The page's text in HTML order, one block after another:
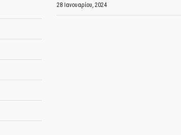
28 Ιανουαρίου, 2024